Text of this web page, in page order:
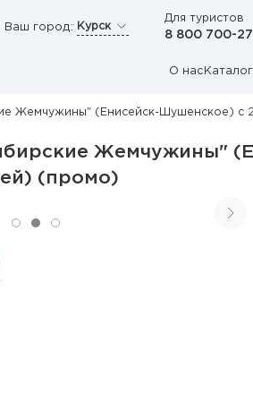
Ваш город: Курск
Для туристов
8 800 700-
О нас Каталог
Жемчужины" (Енисейск-Шушенское) с
Жемчужины"
(промо)